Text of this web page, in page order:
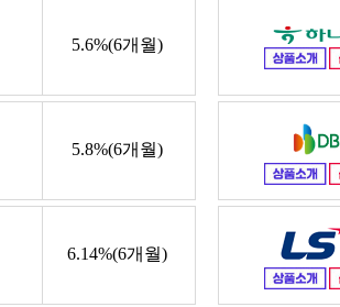
5.6%(6개월)
5.8%(6개월)
6.14%(6개월)